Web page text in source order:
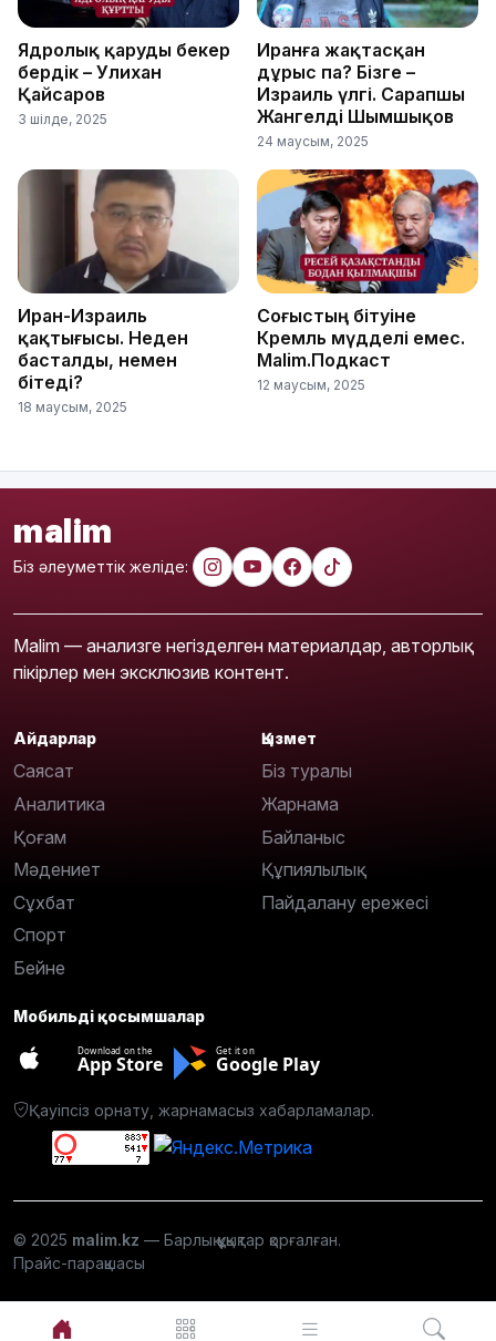
Ядролық қаруды бекер
бердік – Уәлихан
Қайсаров
3 шілде, 2025
Иранға жақтасқан
дұрыс па? Бізге –
Израиль үлгі. Сарапшы
Жангелді Шымшықов
24 маусым, 2025
Иран-Израиль
қақтығысы. Неден
басталды, немен
бітеді?
18 маусым, 2025
Соғыстың бітуіне
Кремль мүдделі емес.
Malim.Подкаст
12 маусым, 2025
malim
Біз әлеуметтік желіде:
Malim — анализге негізделген материалдар, авторлық
пікірлер мен эксклюзив контент.
Айдарлар
Саясат
Аналитика
Қоғам
Мәдениет
Сұхбат
Спорт
Бейне
Қызмет
Біз туралы
Жарнама
Байланыс
Құпиялылық
Пайдалану ережесі
Мобильді қосымшалар
Download on the
App Store
Get it on
Google Play
Қауіпсіз орнату, жарнамасыз хабарламалар.
© 2025 malim.kz — Барлық құқықтар қорғалған.
Прайс-парақшасы